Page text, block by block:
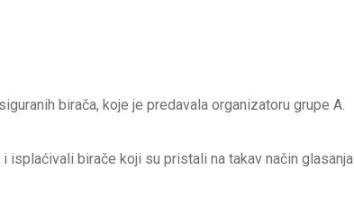
birača, koje je predavala organizatoru grupe A.
i isplaćivali birače koji su pristali na takav način glasanja